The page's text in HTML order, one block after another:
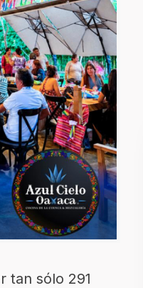
tan sólo 291